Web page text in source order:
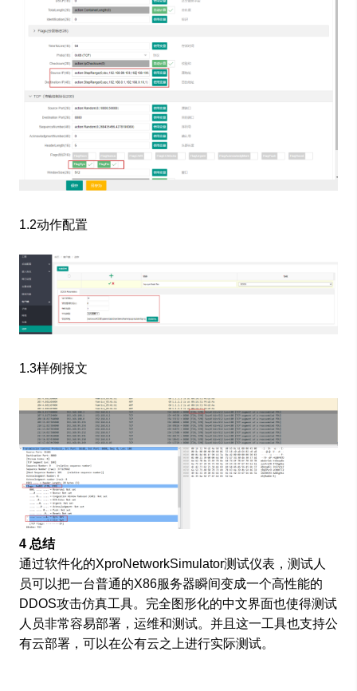
1.2动作配置​
1.3样例报文​
4 总结
通过软件化的XproNetworkSimulator测试仪表，测试人
员可以把一台普通的X86服务器瞬间变成一个高性能的
DDOS攻击仿真工具。完全图形化的中文界面也使得测试
人员非常容易部署，运维和测试。并且这一工具也支持公
有云部署，可以在公有云之上进行实际测试。